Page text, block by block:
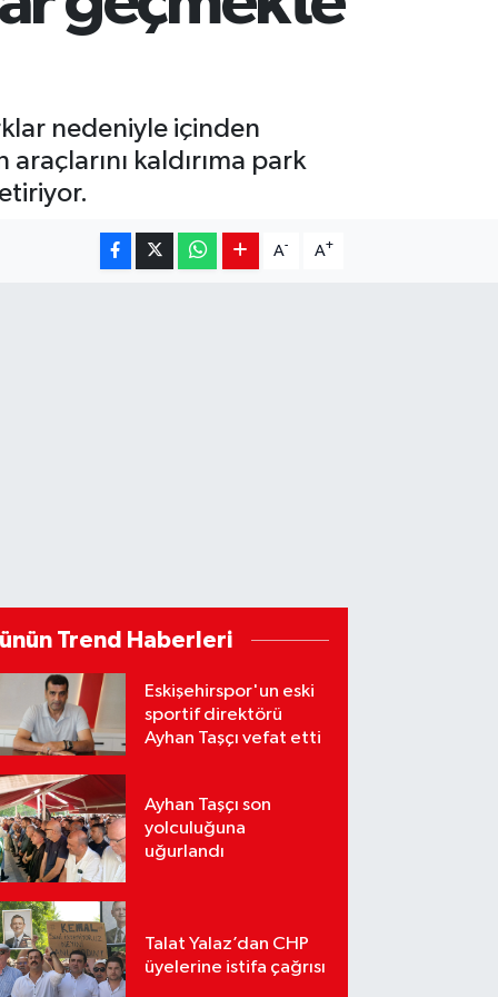
nedeniyle içinden
kaldırıma park
A- A+
Trend Haberleri
Eskişehirspor'un eski
sportif direktörü
Ayhan Taşçı vefat etti
Ayhan Taşçı son
yolculuğuna
uğurlandı
Talat Yalaz’dan CHP
üyelerine istifa çağrısı